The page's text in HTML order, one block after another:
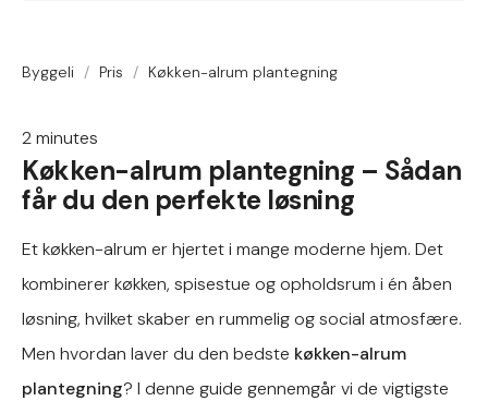
Byggeli / Pris / Køkken-alrum plantegning
2minutes
Køkken-alrum plantegning – Sådan
får du den perfekte løsning
Et køkken-alrum er hjertet i mange moderne hjem. Det
kombinerer køkken, spisestue og opholdsrum i én åben
løsning, hvilket skaber en rummelig og social atmosfære.
Men hvordan laver du den bedste køkken-alrum
plantegning? I denne guide gennemgår vi de vigtigste